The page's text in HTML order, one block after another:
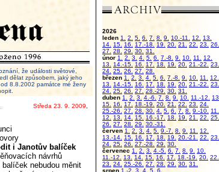
2026
leden 1. 2. 5. 6. 7. 8. 9. 10.-11. 12.
13.
14.
15. 16. 17.-18. 19. 20. 21. 22. 23.
26.
27.
28. 29. 30. 31.
únor 1. 2. 3. 4. 5. 6. 7.-8. 9. 10. 11.
12.
13.
14.-15. 16. 17. 18. 19. 20. 21.-22.
23.
24. 25. 26. 27.
28.
březen 1. 2. 3. 4. 5. 6. 7.-8. 9. 10. 11.
12.
13.
14.-15. 16. 17. 18. 19. 20. 21.-22.
23.
24. 25. 26. 27. 28.-29. 30. 31.
duben 1. 2. 3. 4.-6. 7. 8. 9. 10. 11.-12.
13.
15.
16. 17. 18.-19. 20. 21. 22. 23.
24.
25.-26.
27. 28. 30. 4. 5. 6. 7. 8. 9.-10.
11.
12.
13. 14. 15. 16.-17. 18. 19. 21. 22.
25.
26.
27. 28. 29.
30.-31.
červen 1. 2. 3. 4. 5. 9.-7. 8. 9. 11.
12.
13.-14.
15. 16. 17. 18. 19. 20.-21. 22.
23.
24. 25. 26. 27.-28. 29.
30.
červenec 1. 2. 3. 4.-5. 6. 7. 8. 9.
10.
11.-12.
13. 14. 15. 16. 17. 18.-19. 20. 22.
23.
24. 25.-26. 27. 28. 29. 30. 31.
srpen 1.-2. 3. 4. 5. 6.
že události světové,
dělat způsobem, jaký jeho
8.8.2002 památce mé ženy
Středa 23. 9. 2009
i Janotův balíček
návrhů
nebudou měnit